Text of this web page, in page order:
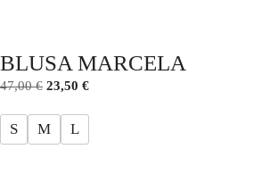
BLUSA MARCELA
47,00€ 23,50 €
S M L